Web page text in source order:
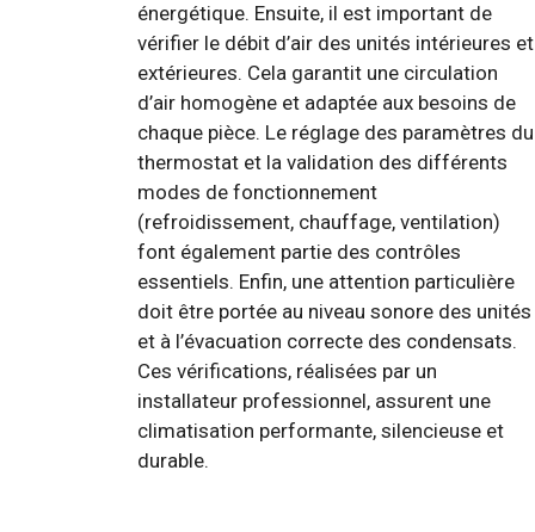
énergétique. Ensuite, il est important de
vérifier le débit d’air des unités intérieures et
extérieures. Cela garantit une circulation
d’air homogène et adaptée aux besoins de
chaque pièce. Le réglage des paramètres du
thermostat et la validation des différents
modes de fonctionnement
(refroidissement, chauffage, ventilation)
font également partie des contrôles
essentiels. Enfin, une attention particulière
doit être portée au niveau sonore des unités
et à l’évacuation correcte des condensats.
Ces vérifications, réalisées par un
installateur professionnel, assurent une
climatisation performante, silencieuse et
durable.